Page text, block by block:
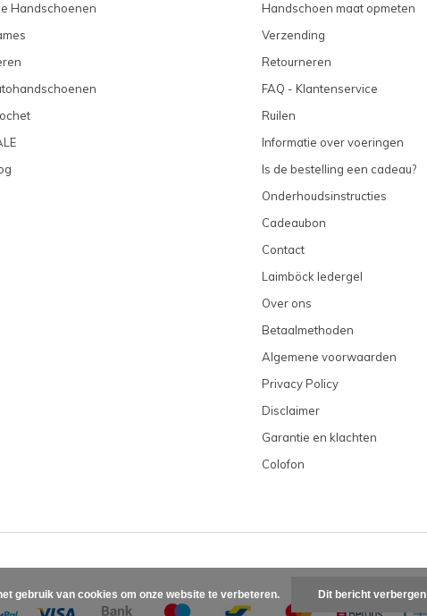
Handschoenen
Handschoen maat opmeten
Verzending
Retourneren
FAQ - Klantenservice
Ruilen
Informatie over voeringen
Is de bestelling een cadeau?
Onderhoudsinstructies
Cadeaubon
Contact
Laimböck ledergel
Over ons
Betaalmethoden
Algemene voorwaarden
Privacy Policy
Disclaimer
Garantie en klachten
Colofon
gebruik van cookies om onze website te verbeteren. Dit bericht verbergen